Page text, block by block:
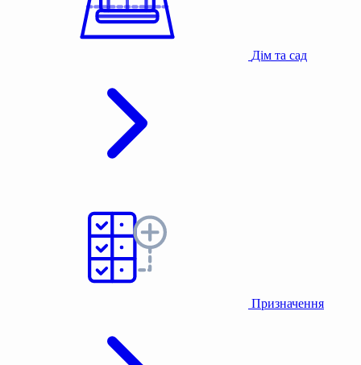
Дім та сад
Призначення